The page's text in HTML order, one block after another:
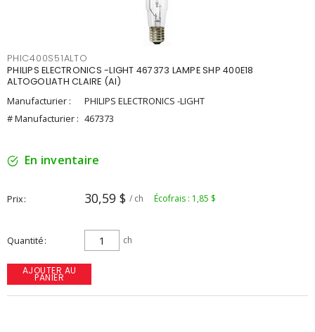
PHIC400S51ALTO
PHILIPS ELECTRONICS -LIGHT 467373 LAMPE SHP 400E18
ALTOGOLIATH CLAIRE (AI)
Manufacturier :
PHILIPS ELECTRONICS -LIGHT
# Manufacturier : 467373
En inventaire
Prix 30,59 $ / ch Écofrais : 1,85 $
Quantité ch
AJOUTER AU
PANIER